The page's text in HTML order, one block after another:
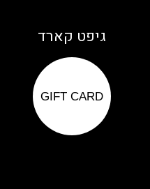
גיפט קארד
GIFT CARD